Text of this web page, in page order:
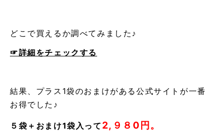
どこで買えるか調べてみました♪
☞詳細をチェックする
結果、プラス1袋のおまけがある公式サイトが一番
お得でした♪
５袋＋おまけ1袋入って 2,９８0円。